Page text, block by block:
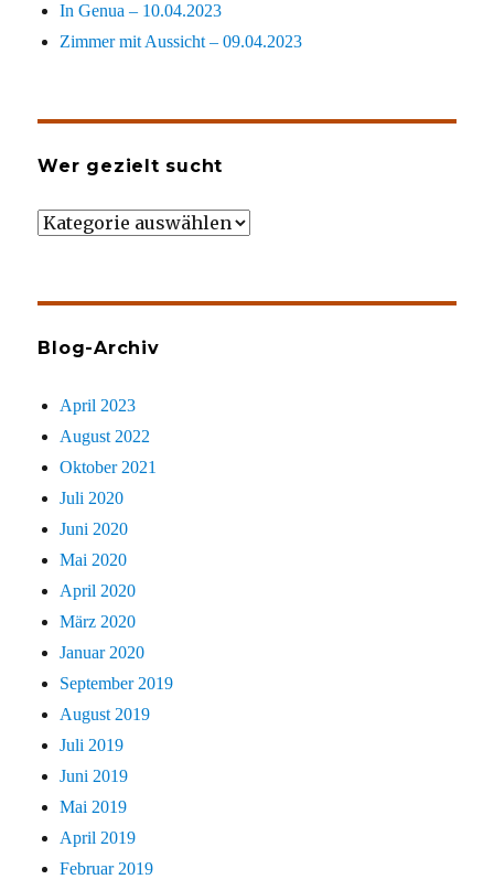
In Genua – 10.04.2023
Zimmer mit Aussicht – 09.04.2023
Wer gezielt sucht
Wer
Blog-Archiv
April 2023
August 2022
Oktober 2021
Juli 2020
Juni 2020
Mai 2020
April 2020
März 2020
Januar 2020
September 2019
August 2019
Juli 2019
Juni 2019
Mai 2019
April 2019
Februar 2019